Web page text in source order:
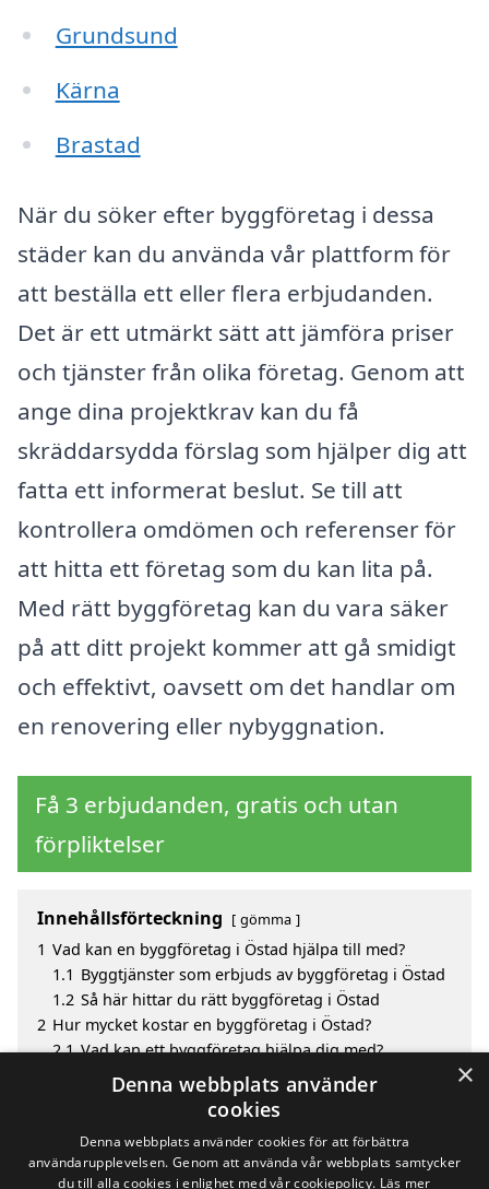
Grundsund
Kärna
Brastad
När du söker efter byggföretag i dessa
städer kan du använda vår plattform för
att beställa ett eller flera erbjudanden.
Det är ett utmärkt sätt att jämföra priser
och tjänster från olika företag. Genom att
ange dina projektkrav kan du få
skräddarsydda förslag som hjälper dig att
fatta ett informerat beslut. Se till att
kontrollera omdömen och referenser för
att hitta ett företag som du kan lita på.
Med rätt byggföretag kan du vara säker
på att ditt projekt kommer att gå smidigt
och effektivt, oavsett om det handlar om
en renovering eller nybyggnation.
Få 3 erbjudanden, gratis och utan
förpliktelser
Innehållsförteckning gömma
1 Vad kan en byggföretag i Östad hjälpa till med?
1.1 Byggtjänster som erbjuds av byggföretag i Östad
1.2 Så här hittar du rätt byggföretag i Östad
2 Hur mycket kostar en byggföretag i Östad?
2.1 Vad kan ett byggföretag hjälpa dig med?
Fördelar med att välja byggföretag i Östad
Sök efter en skicklig byggföretag i de omgivande
×
Denna webbplats använder
cookies
Denna webbplats använder cookies för att förbättra
användarupplevelsen. Genom att använda vår webbplats samtycker
du till alla cookies i enlighet med vår cookiepolicy. Läs mer